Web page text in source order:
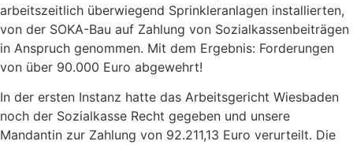
arbeitszeitlich überwiegend Sprinkleranlagen installierten,
von der SOKA-Bau auf Zahlung von Sozialkassenbeiträgen
in Anspruch genommen. Mit dem Ergebnis: Forderungen
von über 90.000 Euro abgewehrt!
In der ersten Instanz hatte das Arbeitsgericht Wiesbaden
noch der Sozialkasse Recht gegeben und unsere
Mandantin zur Zahlung von 92.211,13 Euro verurteilt. Die